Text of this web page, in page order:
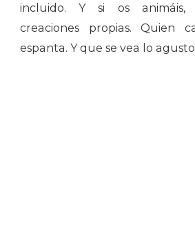
incluido. Y si os animáis,
creaciones propias. Quien
espanta. Y que se vea lo